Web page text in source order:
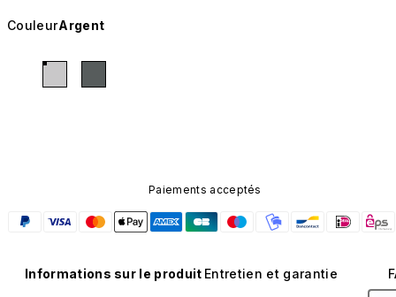
CouleurArgent
Paiements acceptés
Informations sur le produit Entretien et garantie